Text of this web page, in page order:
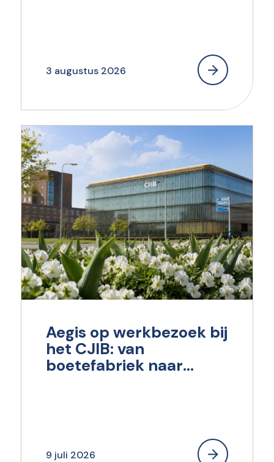
3 augustus 2026
Aegis op werkbezoek bij
het CJIB: van
boetefabriek naar
9 juli 2026